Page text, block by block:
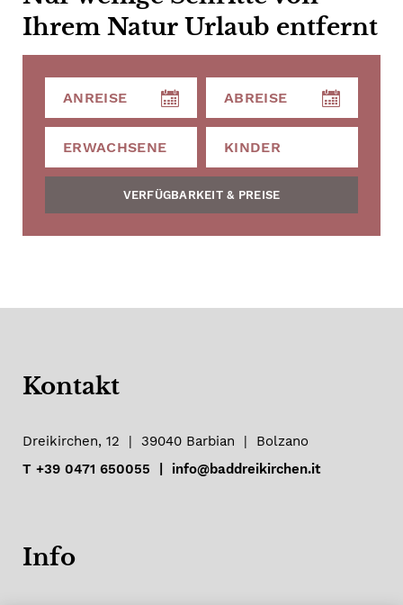
Ihrem Natur Urlaub entfernt
VERFÜGBARKEIT & PREISE
Kontakt
Dreikirchen, 12 | 39040 Barbian |
Bolzano
T +39 0471 650055 info@baddreikirchen.it
Info